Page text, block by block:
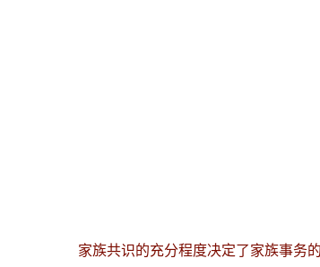
家族共识的充分程度决定了家族事务